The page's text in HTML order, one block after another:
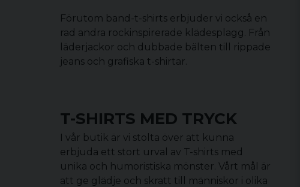
Förutom band-t-shirts erbjuder vi också en
rad andra rockinspirerade klädesplagg. Från
läderjackor och dubbade bälten till rippade
jeans och grafiska t-shirtar.
T-SHIRTS MED TRYCK
I vår butik är vi stolta över att kunna
erbjuda ett stort urval av T-shirts med
unika och humoristiska mönster. Vårt mål är
att ge glädje och skratt till människor i olika